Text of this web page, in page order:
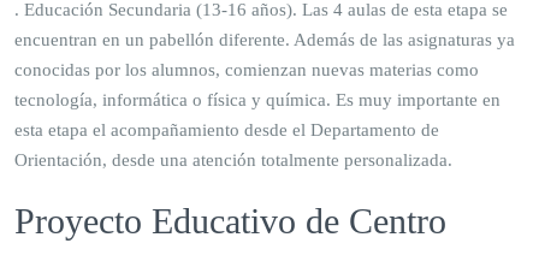
. Educación Secundaria (13-16 años). Las 4 aulas de esta etapa se
encuentran en un pabellón diferente. Además de las asignaturas ya
conocidas por los alumnos, comienzan nuevas materias como
tecnología, informática o física y química. Es muy importante en
esta etapa el acompañamiento desde el Departamento de
Orientación, desde una atención totalmente personalizada.
Proyecto Educativo de Centro